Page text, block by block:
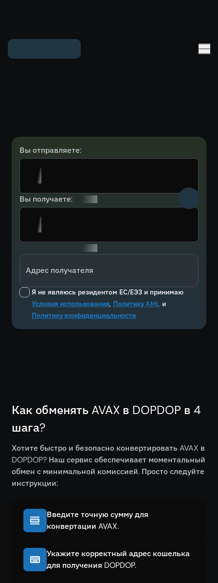
Вы отправляете:
Вы получаете:
Адрес получателя
Я не являюсь резидентом ЕС/ЕЭЗ и принимаю
Условия использования, Политику AML и
Политику конфиденциальности
Как обменять AVAX в DOPDOP в 4
шага?
Хотите быстро и безопасно конвертировать AVAX в
DOPDOP? Наш сервис обеспечивает моментальный
обмен с минимальной комиссией. Просто следуйте
инструкции:
Введите точную сумму для
конвертации AVAX.
Укажите корректный адрес кошелька
для получения DOPDOP.